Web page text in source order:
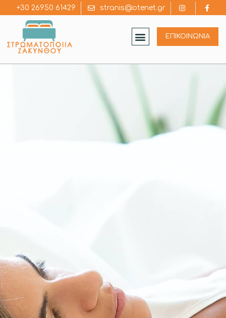
+30 26950 61429 stranis@otenet.gr
ΕΠΙΚΟΙΝΩΝΙΑ